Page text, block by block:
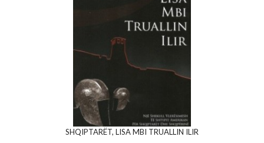
SHQIPTARËT, LISA MBI TRUALLIN ILIR